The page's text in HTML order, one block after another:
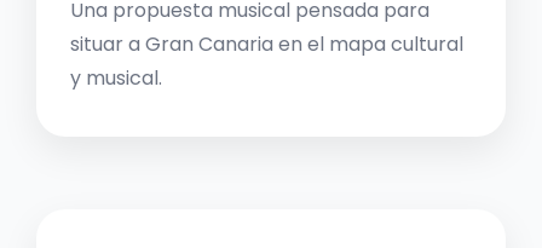
Una propuesta musical pensada para
situar a Gran Canaria en el mapa cultural
y musical.